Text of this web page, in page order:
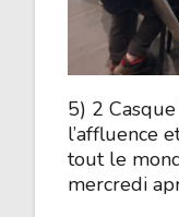
5) 2
l’affluence
tout le
mercredi